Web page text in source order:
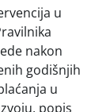
u
nakon
godišnjih
u
popis